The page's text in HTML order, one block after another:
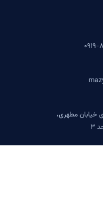
۸۷۶۷
خیابان مطهری،